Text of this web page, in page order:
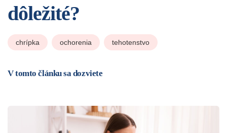
dôležité?
chrípka ochorenia tehotenstvo
V tomto článku sa dozviete